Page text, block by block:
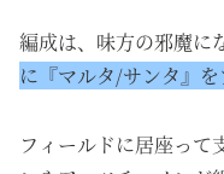
編成は、味方の邪魔に
に『マルタ/サンタ』
フィールドに居座って